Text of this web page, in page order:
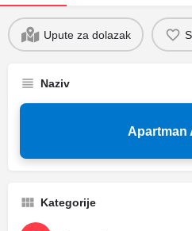
Upute za dolazak
Naziv
Apartman
Kategorije